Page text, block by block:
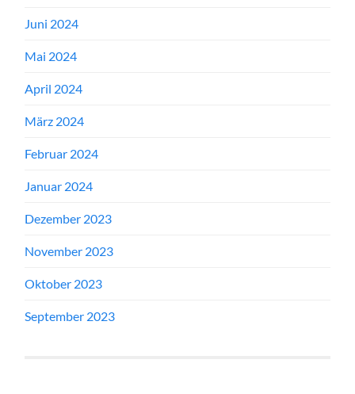
Juni 2024
Mai 2024
April 2024
März 2024
Februar 2024
Januar 2024
Dezember 2023
November 2023
Oktober 2023
September 2023